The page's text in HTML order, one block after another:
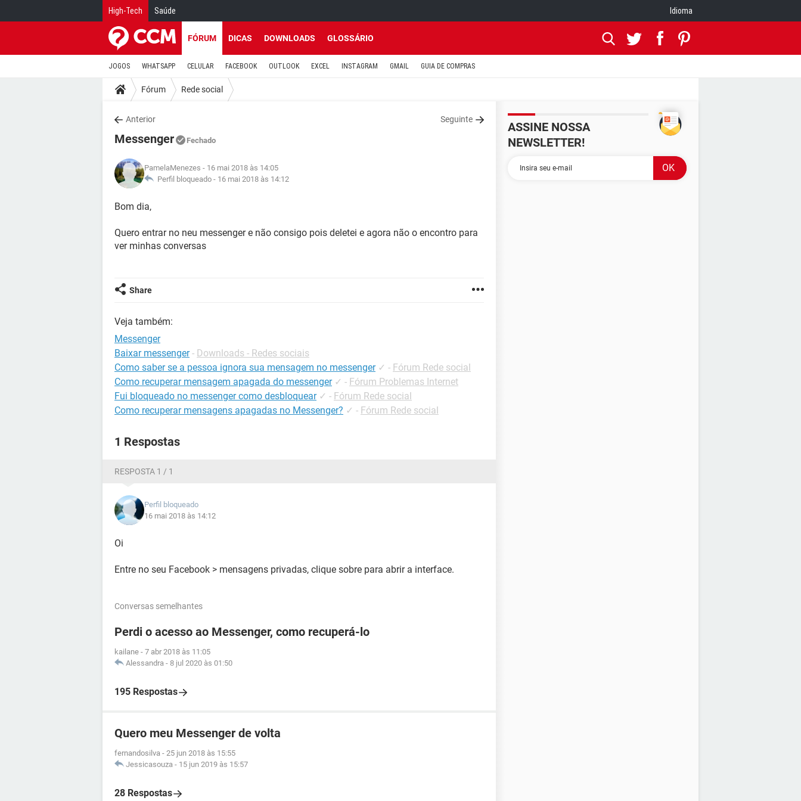
High-Tech Saúde Idioma
FÓRUM DICAS DOWNLOADS GLOSSÁRIO
JOGOS WHATSAPP CELULAR FACEBOOK OUTLOOK EXCEL INSTAGRAM GMAIL GUIA DE COMPRAS
Fórum Rede social
Anterior Seguinte
Messenger Fechado
PamelaMenezes - 16 mai 2018 às 14:05
Perfil bloqueado - 16 mai 2018 às 14:12
Bom dia,
Quero entrar no neu messenger e não consigo pois deletei e agora não o encontro para
ver minhas conversas
Share
Veja também:
Messenger
Baixar messenger - Downloads - Redes sociais
Como saber se a pessoa ignora sua mensagem no messenger ✓ - Fórum Rede social
Como recuperar mensagem apagada do messenger ✓ - Fórum Problemas Internet
Fui bloqueado no messenger como desbloquear ✓ - Fórum Rede social
Como recuperar mensagens apagadas no Messenger? ✓ - Fórum Rede social
1 Respostas
RESPOSTA 1 / 1
Perfil bloqueado
16 mai 2018 às 14:12
Oi
Entre no seu Facebook > mensagens privadas, clique sobre para abrir a interface.
Conversas semelhantes
Perdi o acesso ao Messenger, como recuperá-lo
kailane - 7 abr 2018 às 11:05
Alessandra - 8 jul 2020 às 01:50
195 Respostas
Quero meu Messenger de volta
fernandosilva - 25 jun 2018 às 15:55
Jessicasouza - 15 jun 2019 às 15:57
28 Respostas
ASSINE NOSSA
NEWSLETTER!